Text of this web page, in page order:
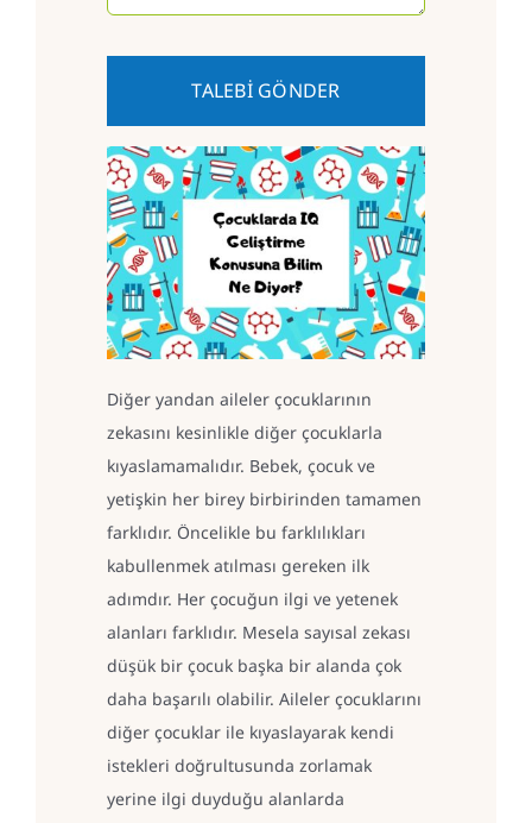
TALEBİ GÖNDER
Diğer yandan aileler çocuklarının
zekasını kesinlikle diğer çocuklarla
kıyaslamamalıdır. Bebek, çocuk ve
yetişkin her birey birbirinden tamamen
farklıdır. Öncelikle bu farklılıkları
kabullenmek atılması gereken ilk
adımdır. Her çocuğun ilgi ve yetenek
alanları farklıdır. Mesela sayısal zekası
düşük bir çocuk başka bir alanda çok
daha başarılı olabilir. Aileler çocuklarını
diğer çocuklar ile kıyaslayarak kendi
istekleri doğrultusunda zorlamak
yerine ilgi duyduğu alanlarda